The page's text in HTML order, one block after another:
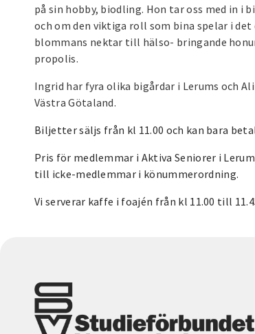
på sin hobby, biodling. Hon tar oss med in i
och om den viktiga roll som bina spelar i
blommans nektar till hälso- bringande
propolis.
Ingrid har fyra olika bigårdar i Lerums och
Västra Götaland.
Biljetter säljs från kl 11.00 och kan bara
Pris för medlemmar i Aktiva Seniorer i
till icke-medlemmar i könummerordning.
Vi serverar kaffe i foajén från kl 11.00 till